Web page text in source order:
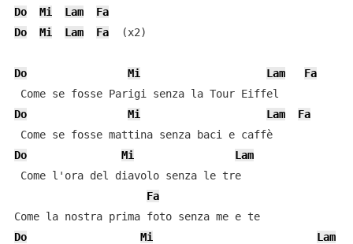
Do Mi Lam
Fa
Do
Mi Lam Fa
  (x2)
Do Mi Lam
Fa
Do
Mi Lam
Fa
Come se fosse mattina senza baci e caffè
Do
Mi
Lam
Come l'ora del diavolo senza le tre
Fa
Come la nostra prima foto senza me e te
Do
Mi Lam